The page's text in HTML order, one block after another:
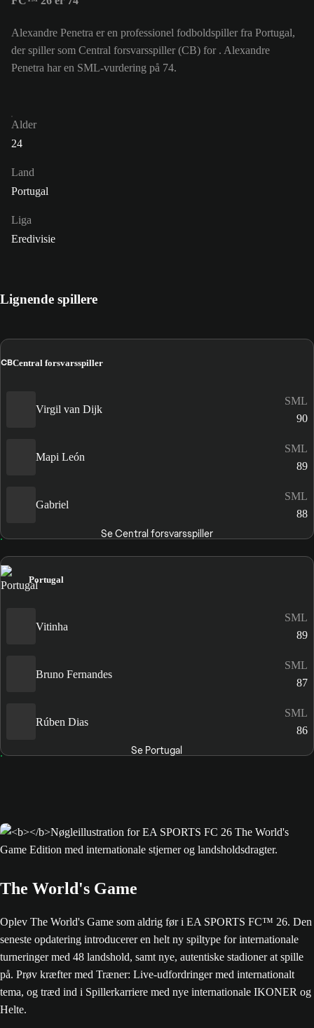
Alexandre Penetra er en professionel fodboldspiller fra Portugal,
der spiller som Central forsvarsspiller (CB) for . Alexandre
Penetra har en SML-vurdering på 74.
Alder
24
Land
Portugal
Liga
Eredivisie
Lignende spillere
CBCentral forsvarsspiller
Virgil van Dijk
SML
90
Mapi León
SML
89
Gabriel
SML
88
Se Central forsvarsspiller
Portugal
Vitinha
SML
89
Bruno Fernandes
SML
87
Rúben Dias
SML
86
Se Portugal
The World's Game
Oplev The World's Game som aldrig før i EA SPORTS FC™ 26. Den
seneste opdatering introducerer en helt ny spiltype for internationale
turneringer med 48 landshold, samt nye, autentiske stadioner at spille
på. Prøv kræfter med Træner: Live-udfordringer med internationalt
tema, og træd ind i Spillerkarriere med nye internationale IKONER og
Helte.